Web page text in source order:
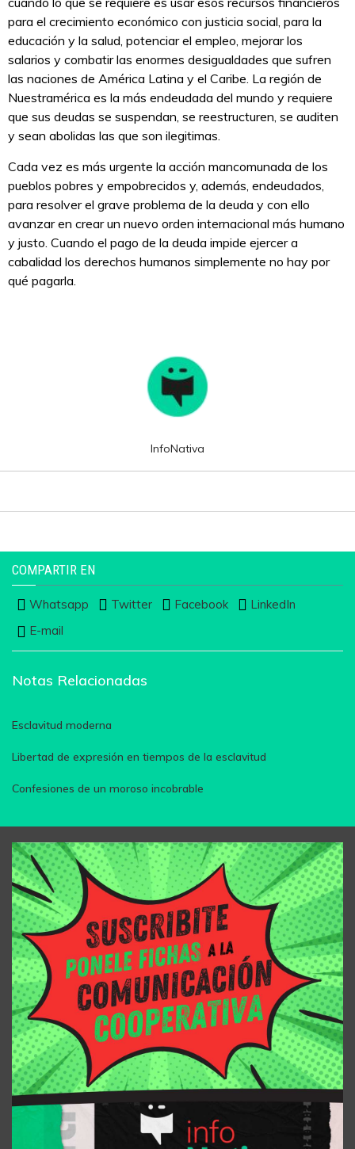
para el crecimiento económico con justicia social, para la
educación y la salud, potenciar el empleo, mejorar los
salarios y combatir las enormes desigualdades que sufren
las naciones de América Latina y el Caribe. La región de
Nuestramérica es la más endeudada del mundo y requiere
que sus deudas se suspendan, se reestructuren, se auditen
y sean abolidas las que son ilegitimas.
Cada vez es más urgente la acción mancomunada de los
pueblos pobres y empobrecidos y, además, endeudados,
para resolver el grave problema de la deuda y con ello
avanzar en crear un nuevo orden internacional más humano
y justo. Cuando el pago de la deuda impide ejercer a
cabalidad los derechos humanos simplemente no hay por
qué pagarla.
InfoNativa
COMPARTIR EN
Whatsapp Twitter Facebook
LinkedIn
E-mail
Notas Relacionadas
Esclavitud moderna
Libertad de expresión en tiempos de la esclavitud
Confesiones de un moroso incobrable